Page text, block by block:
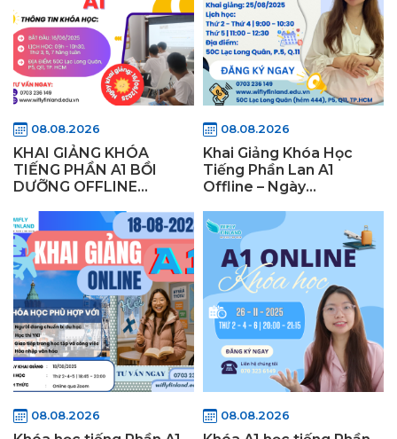
08.08.2026
KHAI GIẢNG KHÓA
TIẾNG PHẦN A1 BỒI
DƯỠNG OFFLINE
08.08.2026
Khai Giảng Khóa Học
Tiếng Phần Lan A1
Offline – Ngày
08.08.2026 08.08.2026